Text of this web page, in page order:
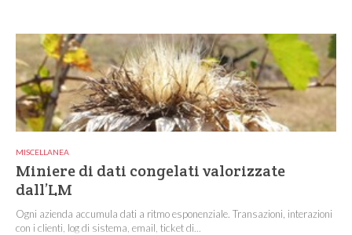
MISCELLANEA
Miniere di dati congelati valorizzate
dall’LM
Ogni azienda accumula dati a ritmo esponenziale. Transazioni, interazioni
con i clienti, log di sistema, email, ticket di...